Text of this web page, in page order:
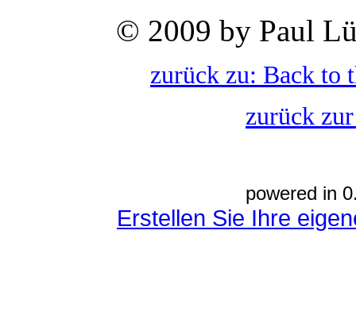
© 2009 by Paul
zurück zu: Back to
zurück
powered in
Erstellen Sie Ihre